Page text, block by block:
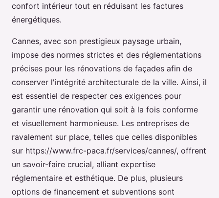
confort intérieur tout en réduisant les factures
énergétiques.
Cannes, avec son prestigieux paysage urbain,
impose des normes strictes et des réglementations
précises pour les rénovations de façades afin de
conserver l'intégrité architecturale de la ville. Ainsi, il
est essentiel de respecter ces exigences pour
garantir une rénovation qui soit à la fois conforme
et visuellement harmonieuse. Les entreprises de
ravalement sur place, telles que celles disponibles
sur https://www.frc-paca.fr/services/cannes/, offrent
un savoir-faire crucial, alliant expertise
réglementaire et esthétique. De plus, plusieurs
options de financement et subventions sont